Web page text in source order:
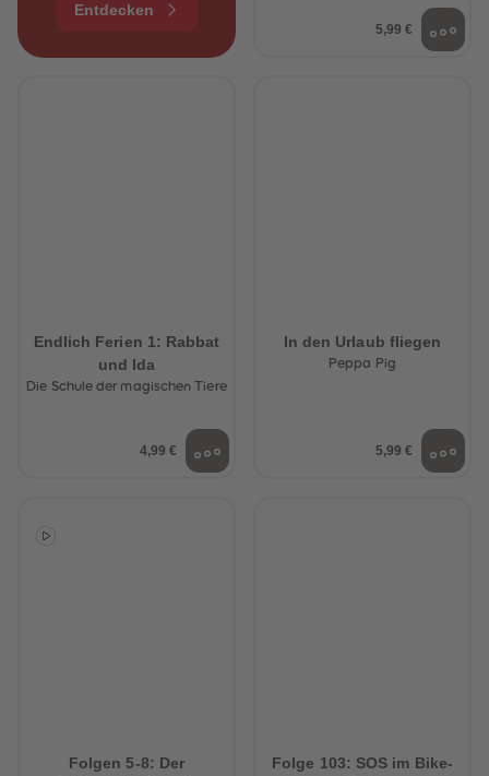
Entdecken
5,99 €
Endlich Ferien 1: Rabbat
und Ida
Die Schule der magischen Tiere
4,99 €
In den Urlaub fliegen
Peppa Pig
5,99 €
Folgen 5-8: Der
Folge 103: SOS im Bike-